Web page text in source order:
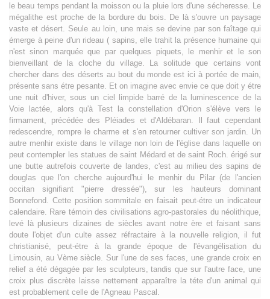
le beau temps pendant la moisson ou la pluie lors d'une sécheresse. Le
mégalithe est proche de la bordure du bois. De là s'ouvre un paysage
vaste et désert. Seule au loin, une mais se devine par son faîtage qui
émerge à peine d'un rideau ( sapins, elle trahit la présence humaine qui
n'est sinon marquée que par quelques piquets, le menhir et le son
bienveillant de la cloche du village. La solitude que certains vont
chercher dans des déserts au bout du monde est ici à portée de main,
présente sans étre pesante. Et on imagine avec envie ce que doit y étre
une nuit d'hiver, sous un ciel limpide barré de la luminescence de la
Voie lactée, alors qu'à Test la constellation d'Orion s'élève vers le
firmament, précédée des Pléiades et d'Aldébaran. Il faut cependant
redescendre, rompre le charme et s'en retourner cultiver son jardin. Un
autre menhir existe dans le village non loin de l'église dans laquelle on
peut contempler les statues de saint Médard et de saint Roch. érigé sur
une butte autrefois couverte de landes, c'est au milieu des sapins de
douglas que l'on cherche aujourd'hui le menhir du Pilar (de l'ancien
occitan signifiant "pierre dressée"), sur les hauteurs dominant
Bonnefond. Cette position sommitale en faisait peut-étre un indicateur
calendaire. Rare témoin des civilisations agro-pastorales du néolithique,
levé là plusieurs dizaines de siècles avant notre ère et faisant sans
doute l'objet d'un culte assez réfractaire à la nouvelle religion, il fut
christianisé, peut-étre à la grande époque de l'évangélisation du
Limousin, au Vème siècle. Sur l'une de ses faces, une grande croix en
relief a été dégagée par les sculpteurs, tandis que sur l'autre face, une
croix plus discrète laisse nettement apparaître la téte d'un animal qui
est probablement celle de l'Agneau Pascal.